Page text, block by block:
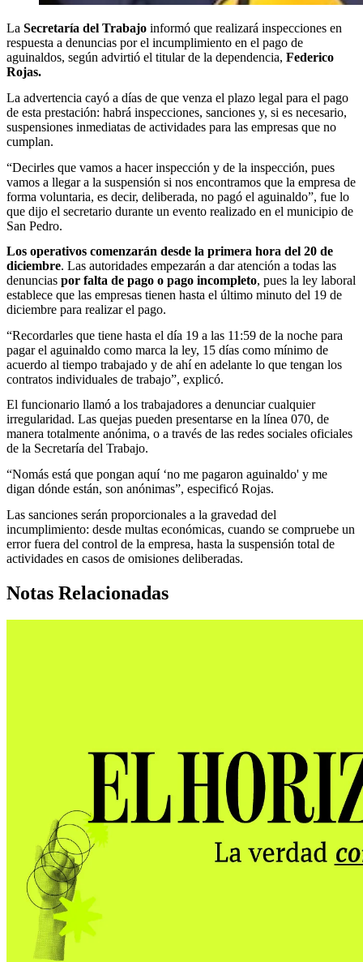
La Secretaría del Trabajo informó que realizará inspecciones en
respuesta a denuncias por el incumplimiento en el pago de
aguinaldos, según advirtió el titular de la dependencia, Federico
Rojas.
La advertencia cayó a días de que venza el plazo legal para el pago
de esta prestación: habrá inspecciones, sanciones y, si es necesario,
suspensiones inmediatas de actividades para las empresas que no
cumplan.
“Decirles que vamos a hacer inspección y de la inspección, pues
vamos a llegar a la suspensión si nos encontramos que la empresa de
forma voluntaria, es decir, deliberada, no pagó el aguinaldo”, fue lo
que dijo el secretario durante un evento realizado en el municipio de
San Pedro.
Los operativos comenzarán desde la primera hora del 20 de
diciembre. Las autoridades empezarán a dar atención a todas las
denuncias por falta de pago o pago incompleto, pues la ley laboral
establece que las empresas tienen hasta el último minuto del 19 de
diciembre para realizar el pago.
“Recordarles que tiene hasta el día 19 a las 11:59 de la noche para
pagar el aguinaldo como marca la ley, 15 días como mínimo de
acuerdo al tiempo trabajado y de ahí en adelante lo que tengan los
contratos individuales de trabajo”, explicó.
El funcionario llamó a los trabajadores a denunciar cualquier
irregularidad. Las quejas pueden presentarse en la línea 070, de
manera totalmente anónima, o a través de las redes sociales oficiales
de la Secretaría del Trabajo.
“Nomás está que pongan aquí ‘no me pagaron aguinaldo' y me
digan dónde están, son anónimas”, especificó Rojas.
Las sanciones serán proporcionales a la gravedad del
incumplimiento: desde multas económicas, cuando se compruebe un
error fuera del control de la empresa, hasta la suspensión total de
actividades en casos de omisiones deliberadas.
Notas Relacionadas